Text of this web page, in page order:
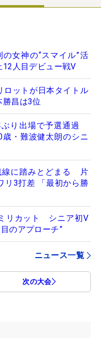
女神の“スマイル”活
人目デビュー戦V
ロットが日本タイトル
昌は3位
ぶり出場で予選通過
・難波健太朗のシニ
線に踏みとどまる 片
リ3打差 「最初から勝
リカット シニア初V
のアプローチ”
ニュース一覧
次の大会